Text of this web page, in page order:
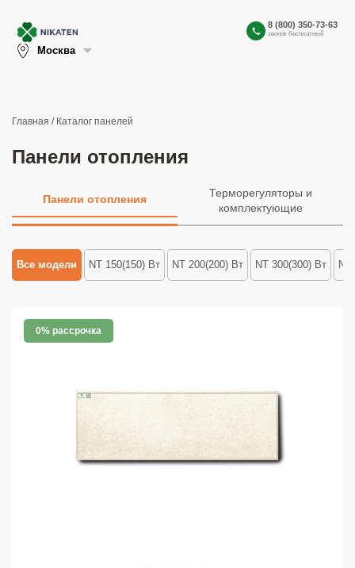
Москва
8 (800) 350-73-63
звонок бесплатный
Главная / Каталог панелей
Панели отопления
Панели отопления
Терморегуляторы и
комплектующие
Все модели NT 150(150) Вт NT 200(200) Вт NT 300(300) Вт
0% рассрочка